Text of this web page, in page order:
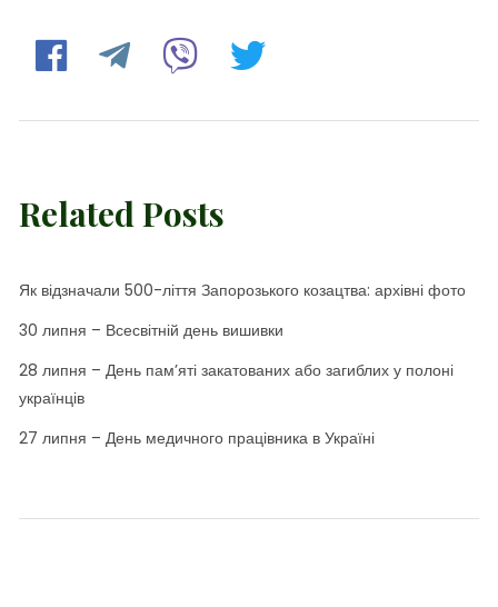
Related Posts
Як відзначали 500-ліття Запорозького козацтва: архівні фото
30 липня – Всесвітній день вишивки
28 липня – День пам’яті закатованих або загиблих у полоні
українців
27 липня – День медичного працівника в Україні